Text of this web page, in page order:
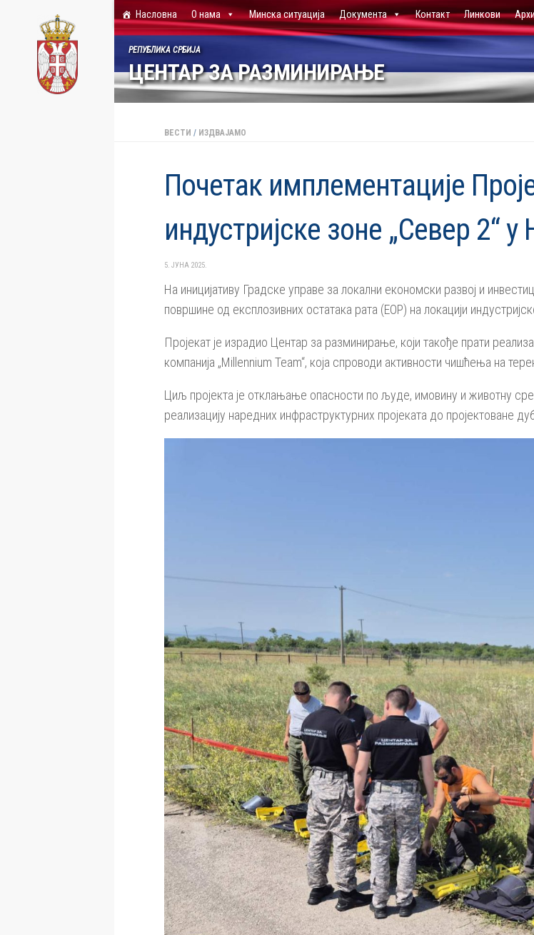
Skip to content Насловна О нама Минска ситуација Документа Контакт Линкови
ЦЕНТАР ЗА РАЗМИНИРАЊЕ
РЕПУБЛИКА СРБИЈА
ВЕСТИ / ИЗДВАЈАМО
Почетак имплементације
индустријске зоне „Север 2“
5. ЈУНА 2025.
На иницијативу Градске управе за локални економски развој и
површине од експлозивних остатака рата (ЕОР) на локацији
Пројекат је израдио Центар за разминирање, који такође прати
компанија „Millennium Team“, која спроводи активности чишћења на
Циљ пројекта је отклањање опасности по људе, имовину и животну
реализацију наредних инфраструктурних пројеката до пројектоване